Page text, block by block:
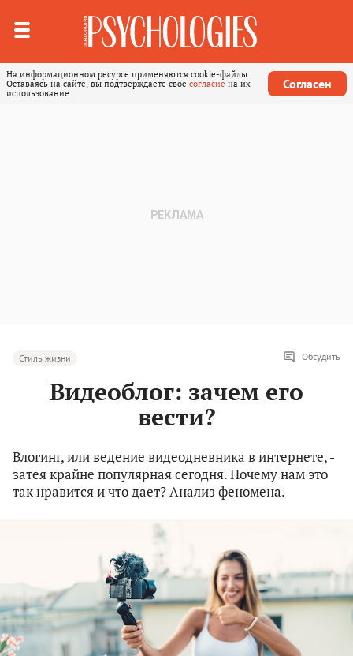
На информационном ресурсе применяются cookie-файлы.
Оставаясь на сайте, вы подтверждаете свое согласие на их
использование.
Согласен
Стиль жизни Обсудить
Видеоблог: зачем его
вести?
Влогинг, или ведение видеодневника в интернете, -
затея крайне популярная сегодня. Почему нам это
так нравится и что дает? Анализ феномена.